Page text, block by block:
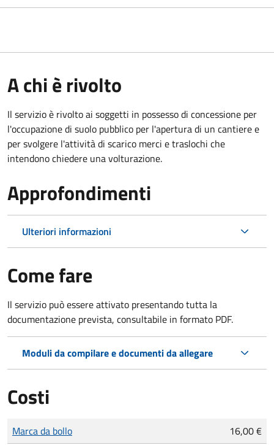
A chi è rivolto
Il servizio è rivolto ai soggetti in possesso di concessione per
l'occupazione di suolo pubblico per l'apertura di un cantiere e
per svolgere l'attività di scarico merci e traslochi che
intendono chiedere una volturazione.
Approfondimenti
Ulteriori informazioni
Come fare
Il servizio può essere attivato presentando tutta la
documentazione prevista, consultabile in formato PDF.
Moduli da compilare e documenti da allegare
Costi
Tipo di pagamento
Importo
Marca da bollo 16,00 €